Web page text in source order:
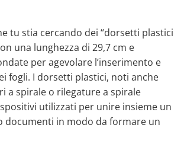
tu stia cercando dei “dorsetti plastici
una lunghezza di 29,7 cm e
per agevolare l’inserimento e
fogli. I dorsetti plastici, noti anche
a spirale o rilegature a spirale
utilizzati per unire insieme un
documenti in modo da formare un